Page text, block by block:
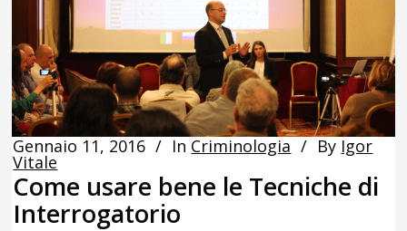
Gennaio 11, 2016 In Criminologia By Igor
Vitale
Come usare bene le Tecniche di
Interrogatorio